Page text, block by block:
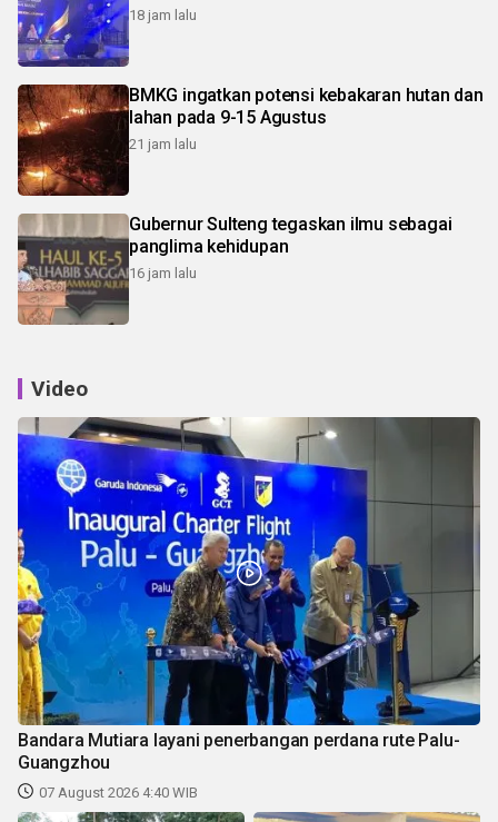
18 jam lalu
BMKG ingatkan potensi kebakaran hutan dan
lahan pada 9-15 Agustus
21 jam lalu
Gubernur Sulteng tegaskan ilmu sebagai
panglima kehidupan
16 jam lalu
Video
Bandara Mutiara layani penerbangan perdana rute Palu-
Guangzhou
07 August 2026 4:40 WIB